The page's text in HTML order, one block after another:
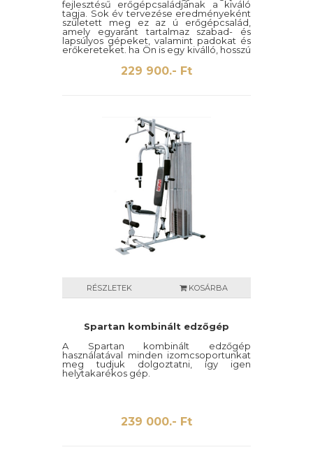
fejlesztésű erőgépcsaládjának a kiváló
tagja. Sok év tervezése eredményeként
született meg ez az ú erőgépcsalád,
amely egyaránt tartalmaz szabad- és
lapsúlyos gépeket, valamint padokat és
erőkereteket. ha Ön is egy kiválló, hosszú
éveken át tartós és megbízható
terméket keres, akkor válogasson
kedvére a Tunturi termékek széles és
229 900.- Ft
RÉSZLETEK KOSÁRBA
Spartan kombinált edzőgép
A Spartan kombinált edzőgép
használatával minden izomcsoportunkat
meg tudjuk dolgoztatni, így igen
helytakarékos gép.
239 000.- Ft